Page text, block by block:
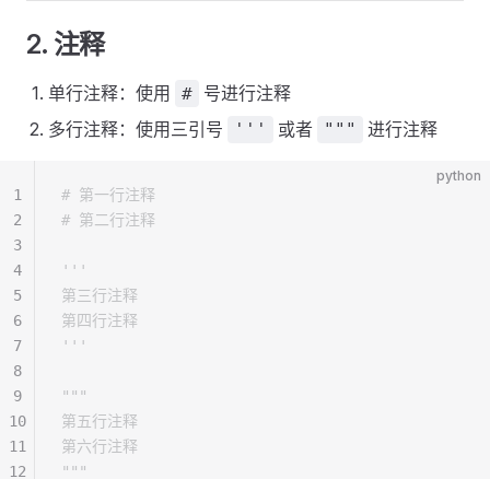
2. 注释
单行注释：使用 # 号进行注释
多行注释：使用三引号
''' 或者 """ 进行注释
python
# 第一行注释
# 第二行注释
'''
第三行注释
第四行注释
'''
"""
第五行注释
第六行注释
"""
1
2
3
4
5
6
7
8
9
10
11
12